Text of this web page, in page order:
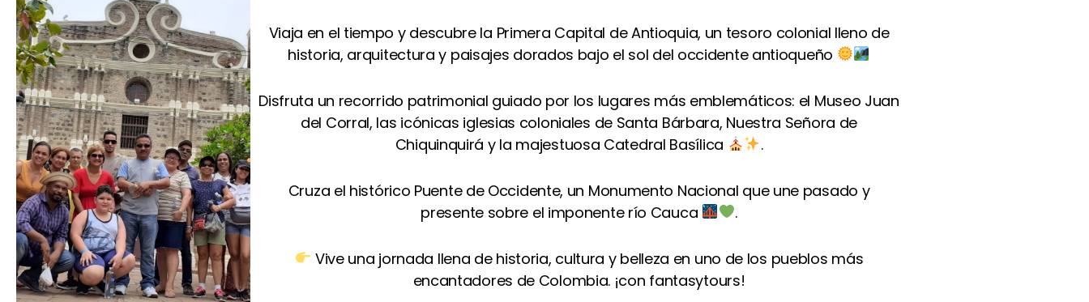
Viaja en el tiempo y descubre la Primera Capital de Antioquia, un tesoro colonial lleno de
historia, arquitectura y paisajes dorados bajo el sol del occidente antioqueño
Disfruta un recorrido patrimonial guiado por los lugares más emblemáticos: el Museo Juan
del Corral, las icónicas iglesias coloniales de Santa Bárbara, Nuestra Señora de
Chiquinquirá y la majestuosa Catedral Basílica
.
Cruza el histórico Puente de Occidente, un Monumento Nacional que une pasado y
presente sobre el imponente río Cauca
.
Vive una jornada llena de historia, cultura y belleza en uno de los pueblos más
encantadores de Colombia. ¡con fantasytours!